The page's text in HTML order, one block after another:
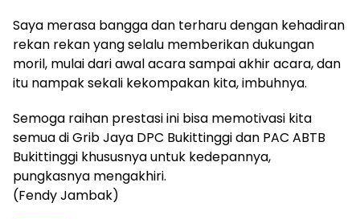
Saya merasa bangga dan terharu dengan kehadiran
rekan rekan yang selalu memberikan dukungan
moril, mulai dari awal acara sampai akhir acara, dan
itu nampak sekali kekompakan kita, imbuhnya.
Semoga raihan prestasi ini bisa memotivasi kita
semua di Grib Jaya DPC Bukittinggi dan PAC ABTB
Bukittinggi khususnya untuk kedepannya,
pungkasnya mengakhiri.
(Fendy Jambak)